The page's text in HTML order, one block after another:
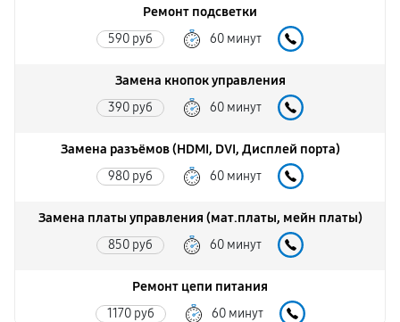
Ремонт подсветки
590 руб 60 минут
Замена кнопок управления
390 руб 60 минут
Замена разъёмов (HDMI, DVI, Дисплей порта)
980 руб 60 минут
Замена платы управления (мат.платы, мейн платы)
850 руб 60 минут
Ремонт цепи питания
1170 руб 60 минут